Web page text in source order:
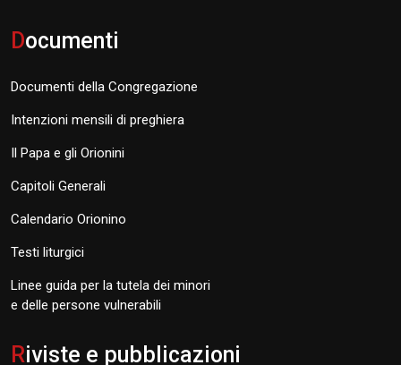
Documenti
Documenti della Congregazione
Intenzioni mensili di preghiera
Il Papa e gli Orionini
Capitoli Generali
Calendario Orionino
Testi liturgici
Linee guida per la tutela dei minori
e delle persone vulnerabili
Riviste e pubblicazioni